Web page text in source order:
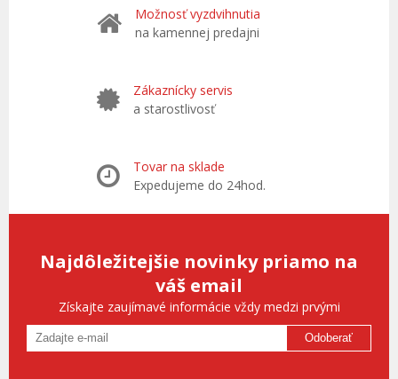
Možnosť vyzdvihnutia
na kamennej predajni
Zákaznícky servis
a starostlivosť
Tovar na sklade
Expedujeme do 24hod.
Najdôležitejšie novinky priamo na
váš email
Získajte zaujímavé informácie vždy medzi prvými
Odoberať